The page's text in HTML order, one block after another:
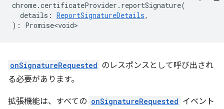
chrome.certificateProvider . reportSignature(
details : ReportSignatureDetails,
) : Promise<void>
onSignatureRequested のレスポンスとして呼び出され
る必要があります。
拡張機能は、すべての onSignatureRequested イベント